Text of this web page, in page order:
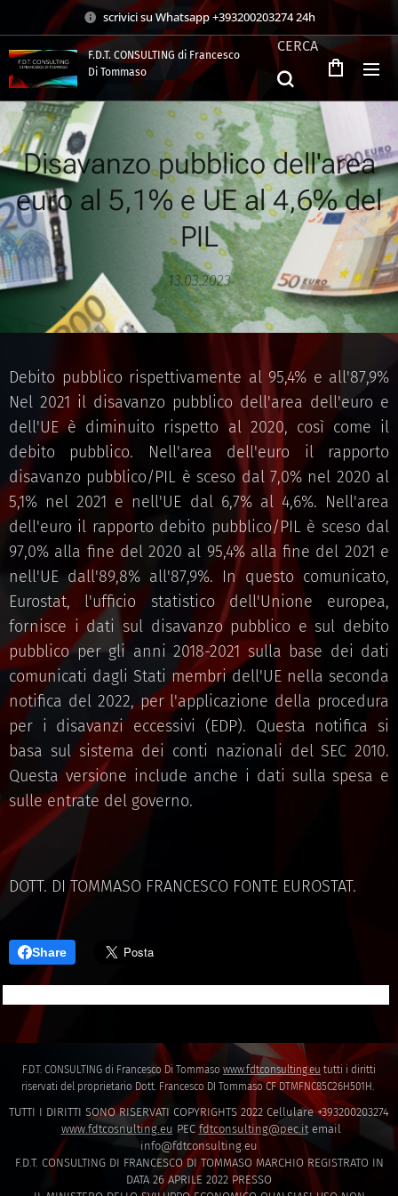
scrivici su Whatsapp +393200203274 24h
F.D.T. CONSULTING di Francesco
Di Tommaso
CERCA
Disavanzo pubblico dell'area
euro al 5,1% e UE al 4,6% del
PIL
13.03.2023
Debito pubblico rispettivamente al 95,4% e all'87,9%
Nel 2021 il disavanzo pubblico dell'area dell'euro e
dell'UE è diminuito rispetto al 2020, così come il
debito pubblico. Nell'area dell'euro il rapporto
disavanzo pubblico/PIL è sceso dal 7,0% nel 2020 al
5,1% nel 2021 e nell'UE dal 6,7% al 4,6%. Nell'area
dell'euro il rapporto debito pubblico/PIL è sceso dal
97,0% alla fine del 2020 al 95,4% alla fine del 2021 e
nell'UE dall'89,8% all'87,9%. In questo comunicato,
Eurostat, l'ufficio statistico dell'Unione europea,
fornisce i dati sul disavanzo pubblico e sul debito
pubblico per gli anni 2018-2021 sulla base dei dati
comunicati dagli Stati membri dell'UE nella seconda
notifica del 2022, per l'applicazione della procedura
per i disavanzi eccessivi (EDP). Questa notifica si
basa sul sistema dei conti nazionali del SEC 2010.
Questa versione include anche i dati sulla spesa e
sulle entrate del governo.
DOTT. DI TOMMASO FRANCESCO FONTE EUROSTAT.
Share
F.D.T. CONSULTING di Francesco Di Tommaso www.fdtconsulting.eu tutti i diritti
riservati del proprietario Dott. Francesco DI Tommaso CF DTMFNC85C26H501H.
TUTTI I DIRITTI SONO RISERVATI COPYRIGHTS 2022 Cellulare +393200203274
www.fdtcosnulting.eu PEC fdtconsulting@pec.itemail
info@fdtconsulting.eu
F.D.T. CONSULTING DI FRANCESCO DI TOMMASO MARCHIO REGISTRATO IN
DATA 26 APRILE 2022 PRESSO